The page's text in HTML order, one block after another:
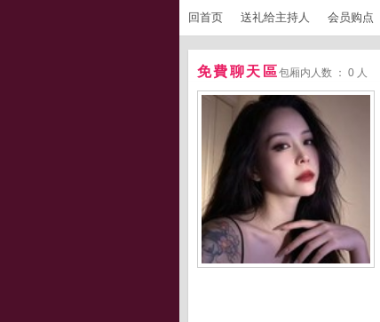
回首页 送礼给主持人 会员购点
免費聊天區包厢内人数 ： 0 人